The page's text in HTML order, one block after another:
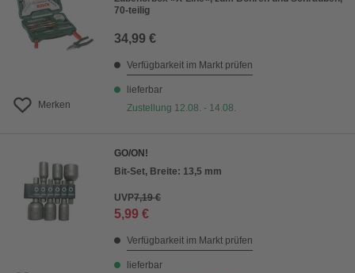
Merken
70-teilig
34,99 €
Verfügbarkeit im Markt prüfen
lieferbar
Zustellung 12.08. - 14.08.
GO/ON!
Bit-Set, Breite: 13,5 mm
UVP7,19 €
5,99 €
Verfügbarkeit im Markt prüfen
lieferbar